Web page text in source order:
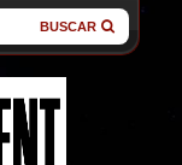
BUSCAR